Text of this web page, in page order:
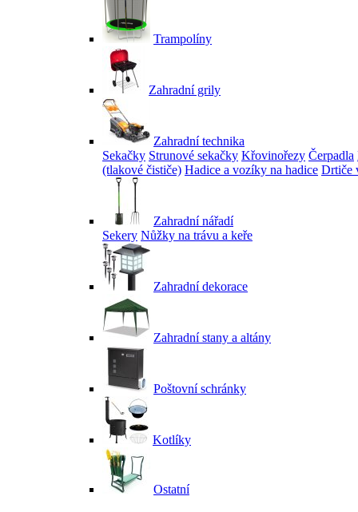
Trampolíny
Zahradní grily
Zahradní technika
Sekačky Strunové sekačky Křovinořezy Čerpadla
(tlakové čističe) Hadice a vozíky na hadice Drtiče
Zahradní nářadí
Sekery Nůžky na trávu a keře
Zahradní dekorace
Zahradní stany a altány
Poštovní schránky
Kotlíky
Ostatní